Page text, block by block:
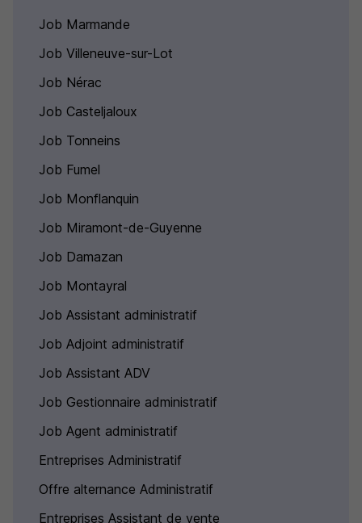
Job Marmande
Job Villeneuve-sur-Lot
Job Nérac
Job Casteljaloux
Job Tonneins
Job Fumel
Job Monflanquin
Job Miramont-de-Guyenne
Job Damazan
Job Montayral
Job Assistant administratif
Job Adjoint administratif
Job Assistant ADV
Job Gestionnaire administratif
Job Agent administratif
Entreprises Administratif
Offre alternance Administratif
Entreprises Assistant de vente